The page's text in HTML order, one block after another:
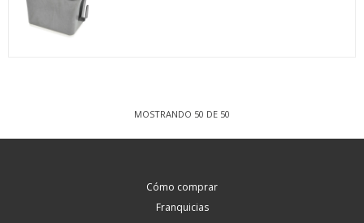
MOSTRANDO 50 DE 50
Cómo comprar
Franquicias